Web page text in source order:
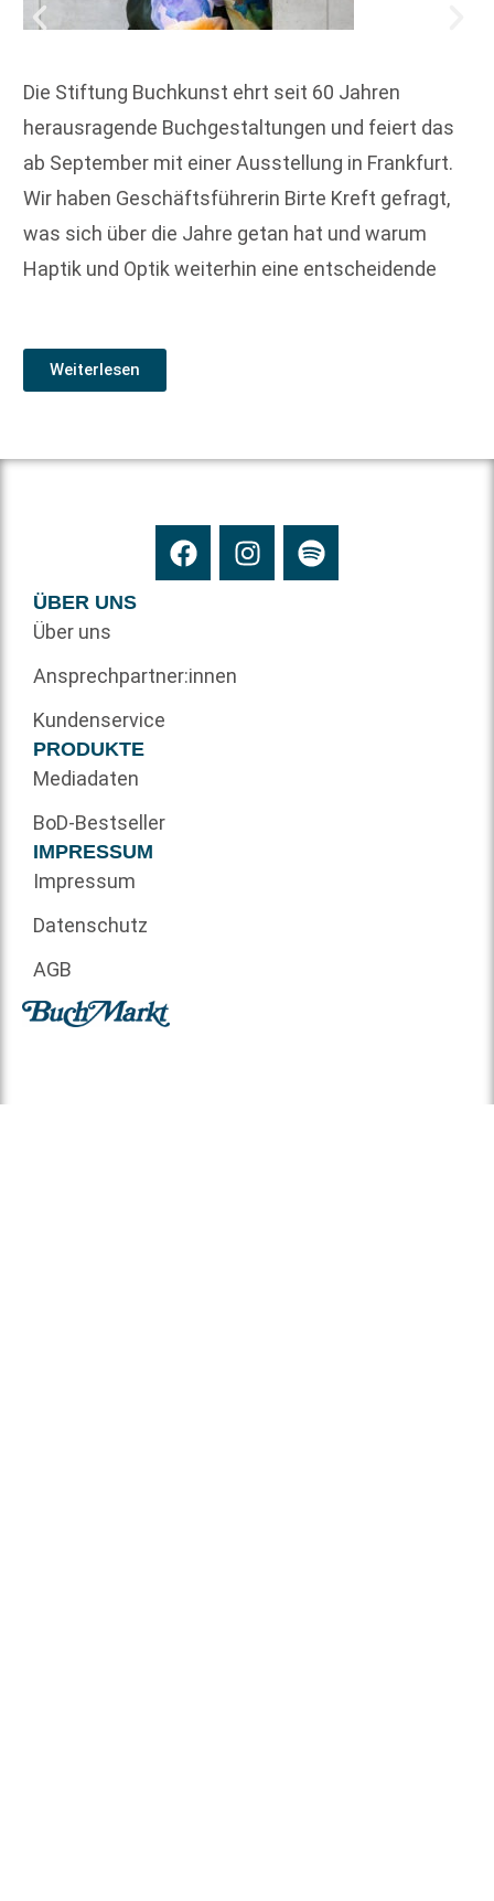
Die Stiftung Buchkunst ehrt seit 60 Jahren
herausragende Buchgestaltungen und feiert das
ab September mit einer Ausstellung in Frankfurt.
Wir haben Geschäftsführerin Birte Kreft gefragt,
was sich über die Jahre getan hat und warum
Haptik und Optik weiterhin eine entscheidende
Weiterlesen
ÜBER UNS
Über uns
Ansprechpartner:innen
Kundenservice
PRODUKTE
Mediadaten
BoD-Bestseller
IMPRESSUM
Impressum
Datenschutz
AGB